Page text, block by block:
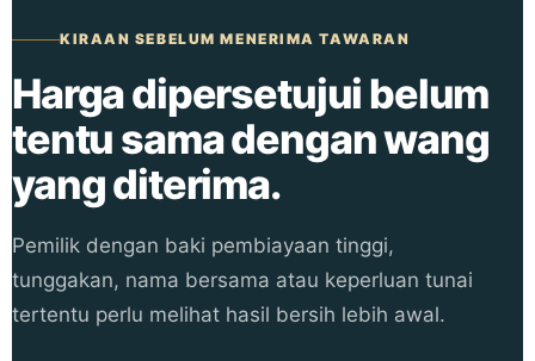
KIRAAN SEBELUM MENERIMA TAWARAN
Harga dipersetujui belum
tentu sama dengan wang
yang diterima.
Pemilik dengan baki pembiayaan tinggi,
tunggakan, nama bersama atau keperluan tunai
tertentu perlu melihat hasil bersih lebih awal.